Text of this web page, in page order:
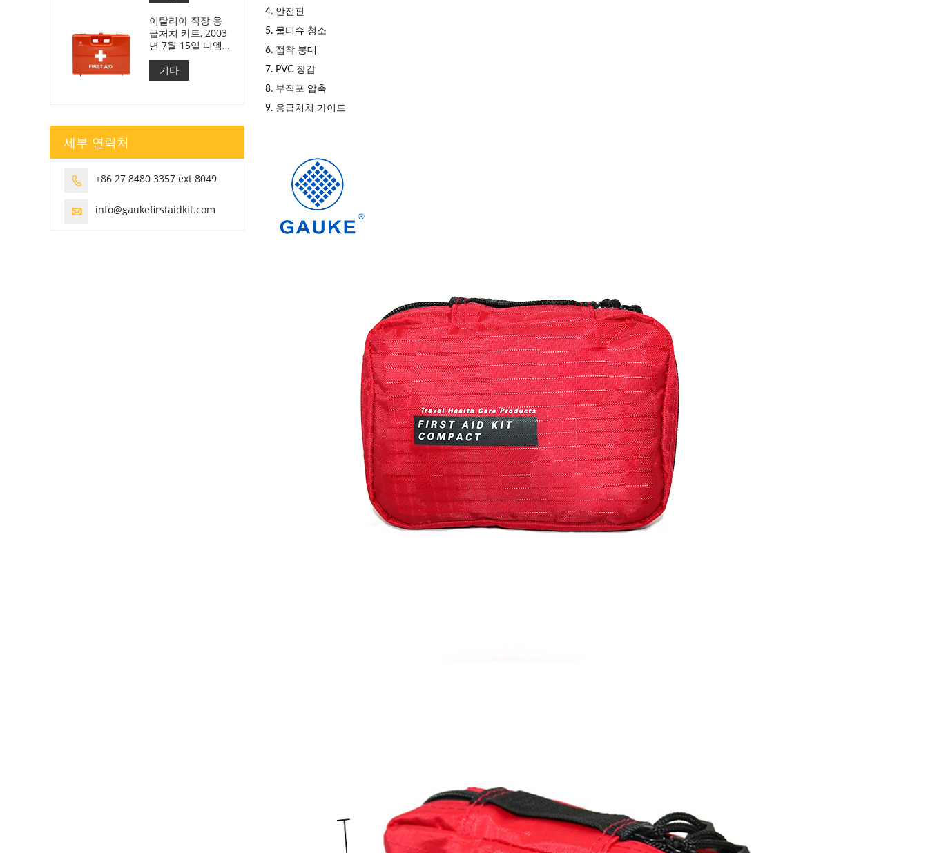
4. 안전핀
5. 물티슈 청소
6. 접착 붕대
7. PVC 장갑
8. 부직포 압축
9. 응급처치 가이드
이탈리아 직장 응
급처치 키트, 2003
년 7월 15일 디엠
388 충족
기타
세부 연락처
 +86 27 8480 3357 ext 8049
 info@gaukefirstaidkit.com